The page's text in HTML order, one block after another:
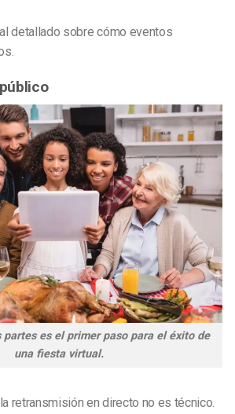
detallado sobre cómo eventos
partes es el primer paso para el éxito de
una fiesta virtual.
retransmisión en directo no es técnico.